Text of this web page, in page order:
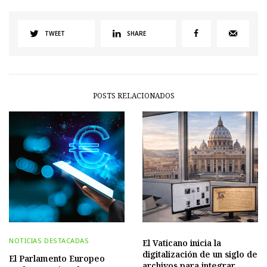
TWEET SHARE
POSTS RELACIONADOS
NOTICIAS DESTACADAS
El Parlamento Europeo
El Vaticano inicia la
digitalización de un siglo de